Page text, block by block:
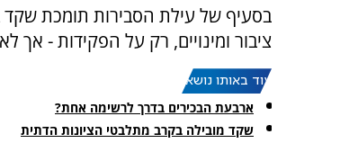
בסעיף של עילת הסבירות תומכת שקד
ציבור ומינויים, רק על הפקידות - אך
עוד באותו נושא:
ארבעת הבכירים בדרך לרשימה אחת?
שקד מובילה בקרב מתלבטי הציונות הדתית